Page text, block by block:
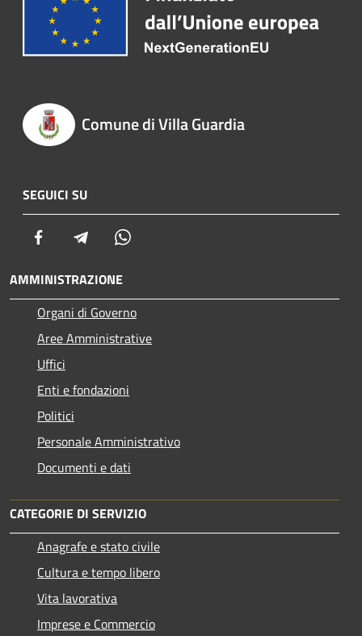
Comune di Villa Guardia
SEGUICI SU
Facebook Telegram
AMMINISTRAZIONE
Organi di Governo
Aree Amministrative
Uffici
Enti e fondazioni
Politici
Personale Amministrativo
Documenti e dati
CATEGORIE DI SERVIZIO
Anagrafe e stato civile
Cultura e tempo libero
Vita lavorativa
Imprese e Commercio